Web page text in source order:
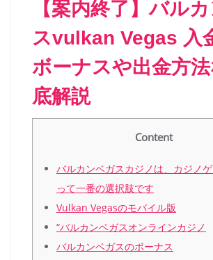
【案内終了】バル
スvulkan Vegas 入
ボーナスや出金方
底解説
Content
バルカンベガスカジノは、カジノ
って一番の選択肢です
Vulkan Vegasのモバイル版
“バルカンベガスオンラインカジノ
バルカンベガスのボーナス